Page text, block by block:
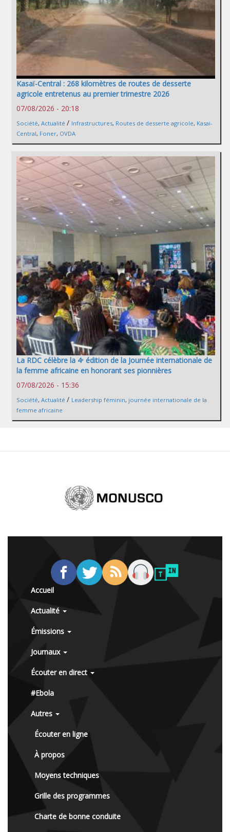
Kasaï-Central : 268 kilomètres de routes de desserte
agricole entretenus au premier trimestre 2026
07/08/2026 - 20:18
Société, Actualité / Infrastructures, Routes de desserte agricole, Kasai-
Central, Foner, OVDA
La RDC célèbre la 4ᵉ édition de la Journée internationale de
la femme africaine en honorant ses pionnières
07/08/2026 - 15:36
Société, Actualité / Leadership féminin, journée internationale de la
femme africaine
Accueil
Actualité
Émissions
Journaux
Écouter en direct
#Ebola
Autres
Écouter en ligne
À propos
Moyens techniques
Grille des programmes
Charte de bonne conduite